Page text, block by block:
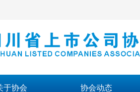
于协会 协会动态